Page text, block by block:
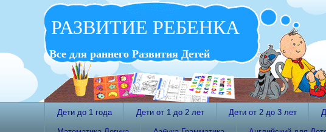
РАЗВИТИЕ РЕБЕНКА
Все для раннего Развития Детей
Дети до 1 года Дети от 1 до 2 лет Дети от 2 до 3 лет